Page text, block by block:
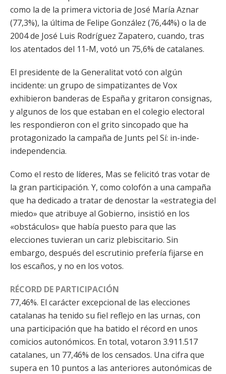
como la de la primera victoria de José María Aznar
(77,3%), la última de Felipe González (76,44%) o la de
2004 de José Luis Rodríguez Zapatero, cuando, tras
los atentados del 11-M, votó un 75,6% de catalanes.
El presidente de la Generalitat votó con algún
incidente: un grupo de simpatizantes de Vox
exhibieron banderas de España y gritaron consignas,
y algunos de los que estaban en el colegio electoral
les respondieron con el grito sincopado que ha
protagonizado la campaña de Junts pel Sí: in-inde-
independencia.
Como el resto de líderes, Mas se felicitó tras votar de
la gran participación. Y, como colofón a una campaña
que ha dedicado a tratar de denostar la «estrategia del
miedo» que atribuye al Gobierno, insistió en los
«obstáculos» que había puesto para que las
elecciones tuvieran un cariz plebiscitario. Sin
embargo, después del escrutinio prefería fijarse en
los escaños, y no en los votos.
RÉCORD DE PARTICIPACIÓN
77,46%. El carácter excepcional de las elecciones
catalanas ha tenido su fiel reflejo en las urnas, con
una participación que ha batido el récord en unos
comicios autonómicos. En total, votaron 3.911.517
catalanes, un 77,46% de los censados. Una cifra que
supera en 10 puntos a las anteriores autonómicas de